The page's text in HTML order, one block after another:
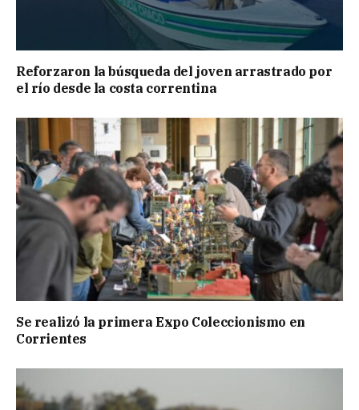
Reforzaron la búsqueda del joven arrastrado por
el río desde la costa correntina
Se realizó la primera Expo Coleccionismo en
Corrientes